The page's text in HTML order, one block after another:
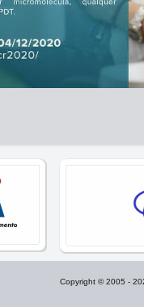
Copyright © 2005 -